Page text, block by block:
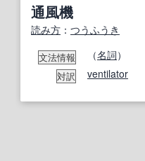
通風機
読み方 ： つうふうき
文法情報 （名詞）
対訳 ventilator